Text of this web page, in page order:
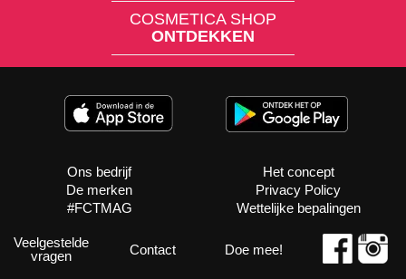
COSMETICA SHOP
ONTDEKKEN
Ons bedrijf
De merken
#FCTMAG
Het concept
Privacy Policy
Wettelijke bepalingen
Veelgestelde
vragen
Contact Doe mee!